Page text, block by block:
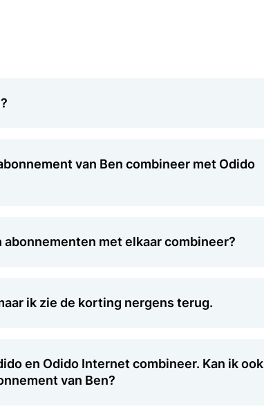
van Ben combineer met Odido
met elkaar combineer?
ik zie de korting nergens terug.
en Odido Internet combineer. Kan ik ook
van Ben?